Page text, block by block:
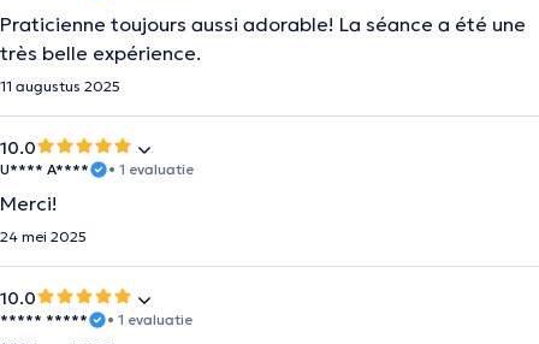
Praticienne toujours aussi adorable! La séance a été une
très belle expérience.
11 augustus 2025
10.0
U**** A**** • 1 evaluatie
Merci!
24 mei 2025
10.0
***** *****
• 1 evaluatie